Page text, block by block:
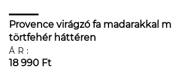
Provence virágzó fa madarakkal
törtfehér háttéren
ÁR:
18 990 Ft